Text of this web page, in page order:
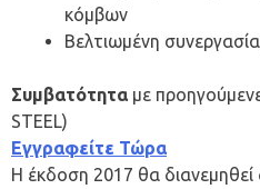
κόμβων
Βελτιωμένη
Συμβατότηταμε
STEEL)
Εγγραφείτε Τώρα
Η έκδοση 2017 θα